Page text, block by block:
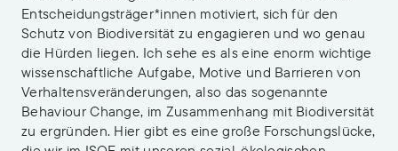
Entscheidungsträger*innen motiviert, sich für den
Schutz von Biodiversität zu engagieren und wo genau
die Hürden liegen. Ich sehe es als eine enorm wichtige
wissenschaftliche Aufgabe, Motive und Barrieren von
Verhaltensveränderungen, also das sogenannte
Behaviour Change, im Zusammenhang mit Biodiversität
zu ergründen. Hier gibt es eine große Forschungslücke,